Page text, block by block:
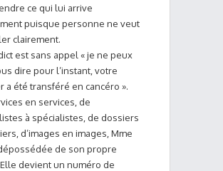
ce qui lui arrive
puisque personne ne veut
clairement.
est sans appel « je ne peux
dire pour l’instant, votre
a été transféré en cancéro ».
en services, de
à spécialistes, de dossiers
d’images en images, Mme
de son propre
devient un numéro de